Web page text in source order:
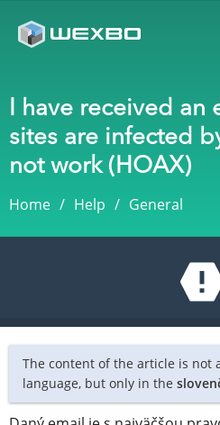
I have received an
sites are infected
not work (HOAX)
Home Help General
The content of the article is not
language, but only in the